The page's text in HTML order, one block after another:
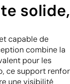
capable de
combine la
pour les
ce support
une visibilité